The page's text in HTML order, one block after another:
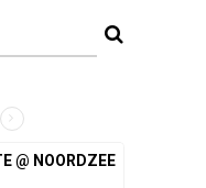
@ NOORDZEE